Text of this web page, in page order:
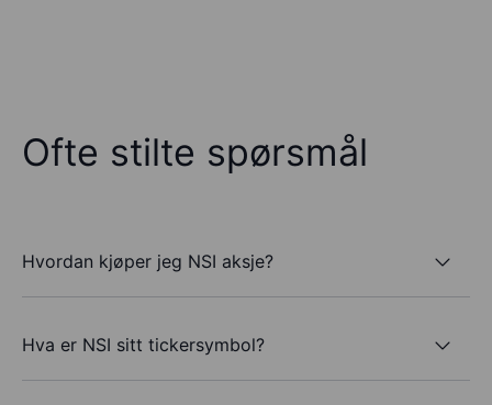
Ofte stilte spørsmål
Hvordan kjøper jeg NSI aksje?
Hva er NSI sitt tickersymbol?